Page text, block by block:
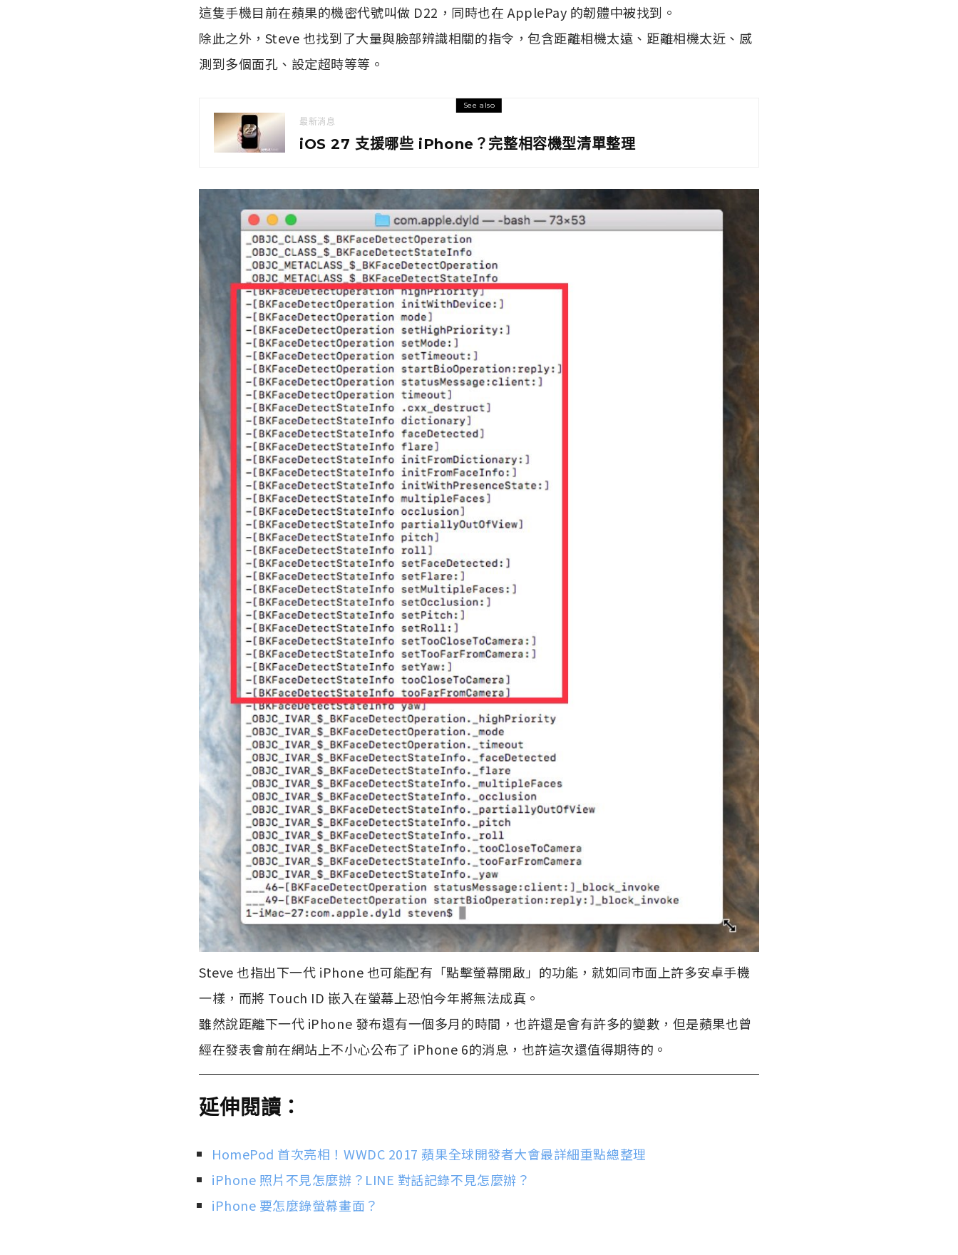
這隻手機目前在蘋果的機密代號叫做 D22，同時也在 ApplePay 的韌體中被找到。
除此之外，Steve 也找到了大量與臉部辨識相關的指令，包含距離相機太遠、距離相機太近、感
測到多個面孔、設定超時等等。
See also
最新消息
iOS 27 支援哪些 iPhone？完整相容機型清單整理
Steve 也指出下一代 iPhone 也可能配有「點擊螢幕開啟」的功能，就如同市面上許多安卓手機
一樣，而將 Touch ID 嵌入在螢幕上恐怕今年將無法成真。
雖然說距離下一代 iPhone 發布還有一個多月的時間，也許還是會有許多的變數，但是蘋果也曾
經在發表會前在網站上不小心公布了 iPhone 6的消息，也許這次還值得期待的。
延伸閱讀：
HomePod 首次亮相！WWDC 2017 蘋果全球開發者大會最詳細重點總整理
iPhone 照片不見怎麼辦？LINE 對話記錄不見怎麼辦？
iPhone 要怎麼錄螢幕畫面？